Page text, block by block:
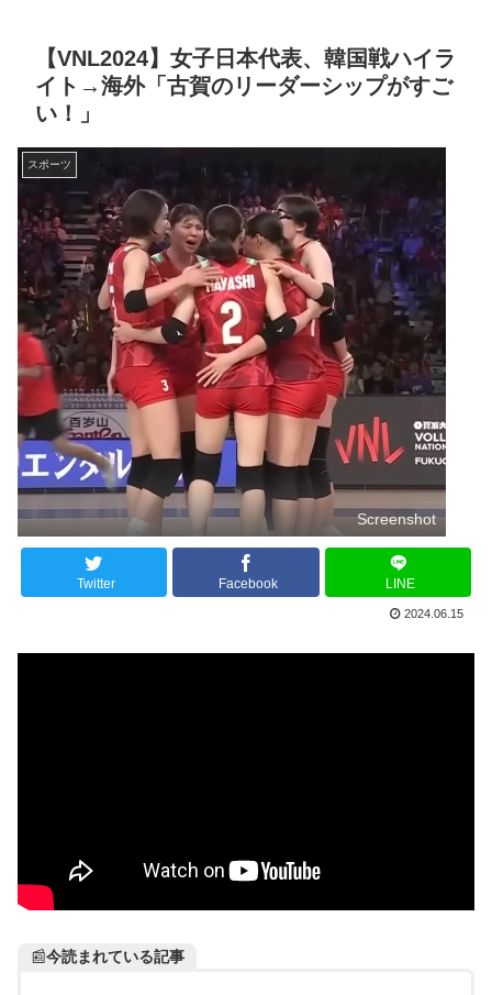
【VNL2024】女子日本代表、韓国戦ハイラ
イト→海外「古賀のリーダーシップがすご
い！」
スポーツ
Screenshot
Twitter Facebook LINE
2024.06.15
📰今読まれている記事